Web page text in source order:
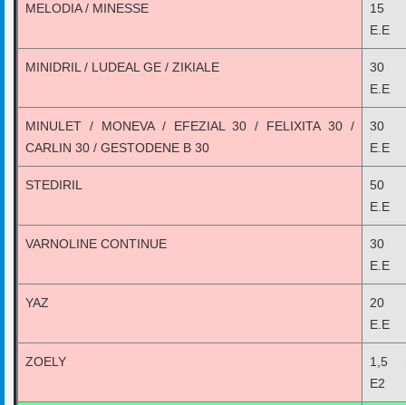
MELODIA / MINESSE
15
E.E
MINIDRIL / LUDEAL GE / ZIKIALE
30
E.E
MINULET / MONEVA / EFEZIAL 30 / FELIXITA 30 /
CARLIN 30 / GESTODENE B 30
30
E.E
STEDIRIL
50
E.E
VARNOLINE CONTINUE
30
E.E
YAZ
20
E.E
ZOELY
1,5
E2